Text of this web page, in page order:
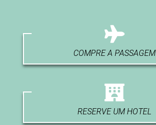
COMPRE A PASSAGEM
RESERVE UM HOTEL